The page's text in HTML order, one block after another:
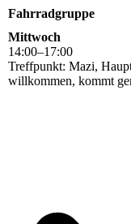
Fahrradgruppe
Mittwoch
14:00–17:00
Treffpunkt: Mazi,
willkommen, kommt